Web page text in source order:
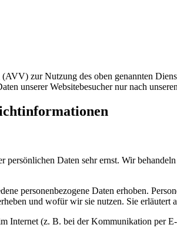
zur Nutzung des oben genannten
unserer Websitebesucher nur nach
persönlichen Daten sehr ernst. Wir
personenbezogene Daten erhoben.
und wofür wir sie nutzen. Sie erläutert
Internet (z. B. bei der Kommunikation